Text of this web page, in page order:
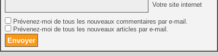
Votre site internet
Prévenez-moi de tous les nouveaux commentaires par e-mail.
Prévenez-moi de tous les nouveaux articles par e-mail.